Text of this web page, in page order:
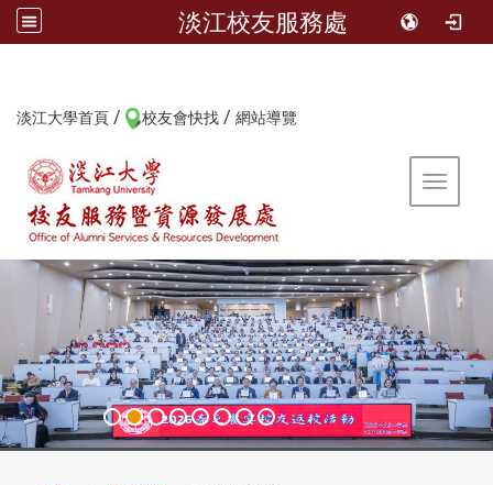
淡江校友服務處
淡江大學首頁 / 校友會快找 / 網站導覽
Toggle